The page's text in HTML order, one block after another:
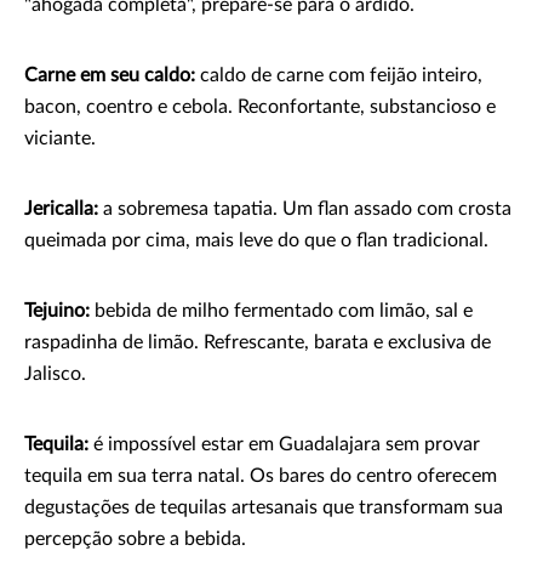
"ahogada completa", prepare-se para o ardido.
Carne em seu caldo: caldo de carne com feijão inteiro,
bacon, coentro e cebola. Reconfortante, substancioso e
viciante.
Jericalla: a sobremesa tapatia. Um flan assado com crosta
queimada por cima, mais leve do que o flan tradicional.
Tejuino: bebida de milho fermentado com limão, sal e
raspadinha de limão. Refrescante, barata e exclusiva de
Jalisco.
Tequila: é impossível estar em Guadalajara sem provar
tequila em sua terra natal. Os bares do centro oferecem
degustações de tequilas artesanais que transformam sua
percepção sobre a bebida.